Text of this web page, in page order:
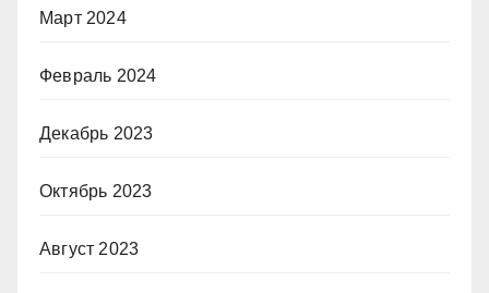
Март 2024
Февраль 2024
Декабрь 2023
Октябрь 2023
Август 2023